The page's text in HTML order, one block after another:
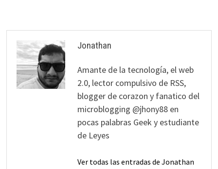
Jonathan
Amante de la tecnología, el web
2.0, lector compulsivo de RSS,
blogger de corazon y fanatico del
microblogging @jhony88 en
pocas palabras Geek y estudiante
de Leyes
Ver todas las entradas de Jonathan